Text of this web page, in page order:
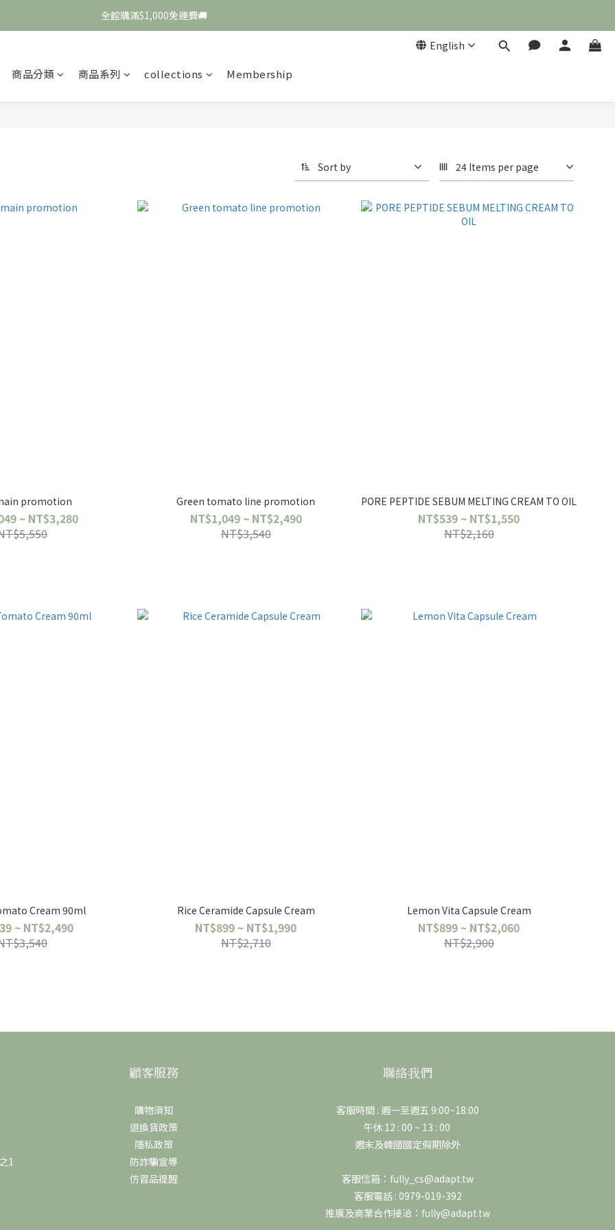
FULLY Muse， Dahye💚
全館購滿$1,000免運費🚚
English
商品分類 商品系列 collections Membership
Sort by 24 Items per page
promotion
~ NT$3,280
Green tomato line promotion
NT$1,049 ~ NT$2,490
NT$3,540
PORE PEPTIDE SEBUM MELTING CREAM TO OIL
NT$539 ~ NT$1,550
NT$2,160
Cream 90ml
~ NT$2,490
Rice Ceramide Capsule Cream
NT$899 ~ NT$1,990
NT$2,710
Lemon Vita Capsule Cream
NT$899 ~ NT$2,060
NT$2,900
1
顧客服務
購物須知
退換貨政策
隱私政策
防詐騙宣導
仿冒品提醒
聯絡我們
客服時間 : 週一至週五 9:00~18:00
午休 12 : 00 ~ 13 : 00
週末及韓國國定假期除外
客服信箱：fully_cs@adapt.tw
客服電話 : 0979-019-392
推廣及商業合作接洽：fully@adapt.tw